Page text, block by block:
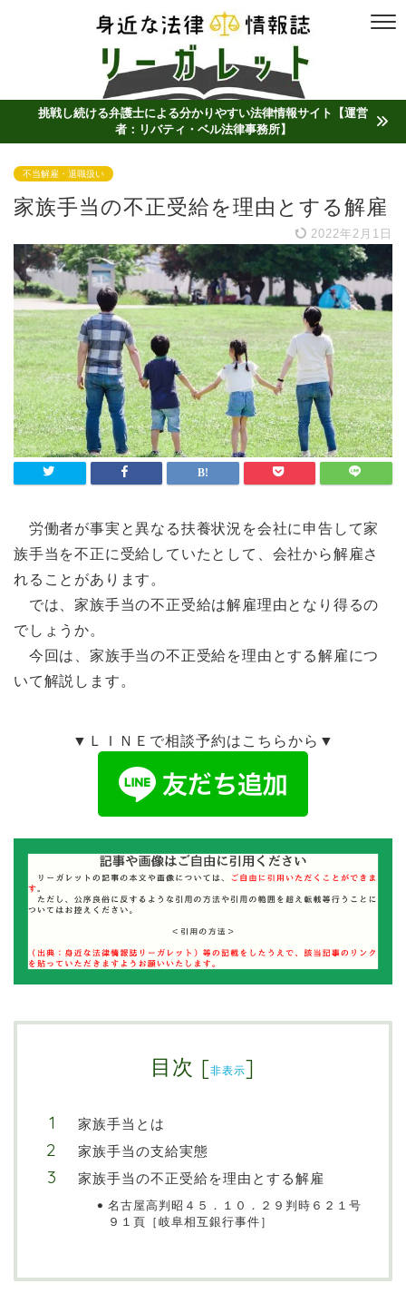
挑戦し続ける弁護士による分かりやすい法律情報サイト【運営
者：リバティ・ベル法律事務所】
不当解雇・退職扱い
家族手当の不正受給を理由とする解雇
2022年2月1日
労働者が事実と異なる扶養状況を会社に申告して家
族手当を不正に受給していたとして、会社から解雇さ
れることがあります。
では、家族手当の不正受給は解雇理由となり得るの
でしょうか。
今回は、家族手当の不正受給を理由とする解雇につ
いて解説します。
▼ＬＩＮＥで相談予約はこちらから▼
目次 [非表示]
家族手当とは
家族手当の支給実態
家族手当の不正受給を理由とする解雇
名古屋高判昭４５．１０．２９判時６２１号
９１頁［岐阜相互銀行事件］